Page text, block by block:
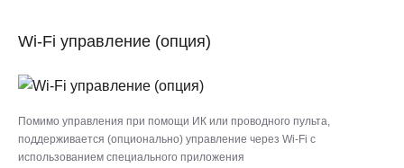
Wi-Fi управление (опция)
Помимо управления при помощи ИК или проводного пульта,
поддерживается (опционально) управление через Wi-Fi с
использованием специального приложения